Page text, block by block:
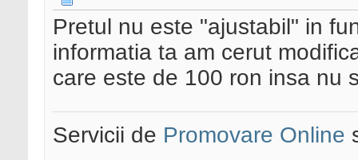
Pretul nu este "ajustabil" in
informatia ta am cerut
care este de 100 ron insa nu
Servicii de Promovare Online